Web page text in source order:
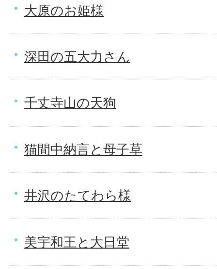
大原のお姫様
深田の五大力さん
千丈寺山の天狗
猫間中納言と母子草
井沢のたてわら様
美宇和王と大日堂